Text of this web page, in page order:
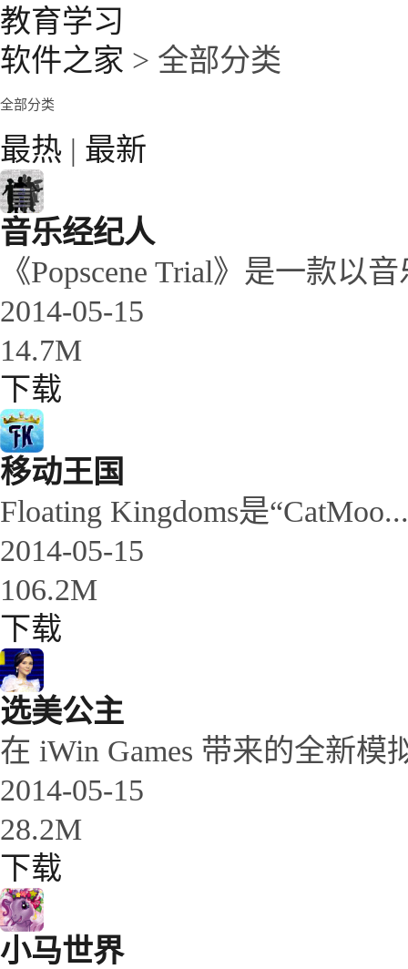
教育学习
软件之家 > 全部分类
全部分类
最热 | 最新
音乐经纪人
《Popscene Trial》是一款以
2014-05-15
14.7M
下载
移动王国
Floating Kingdoms是“CatMoo...
2014-05-15
106.2M
下载
选美公主
在 iWin Games 带来的全新模
2014-05-15
28.2M
下载
小马世界